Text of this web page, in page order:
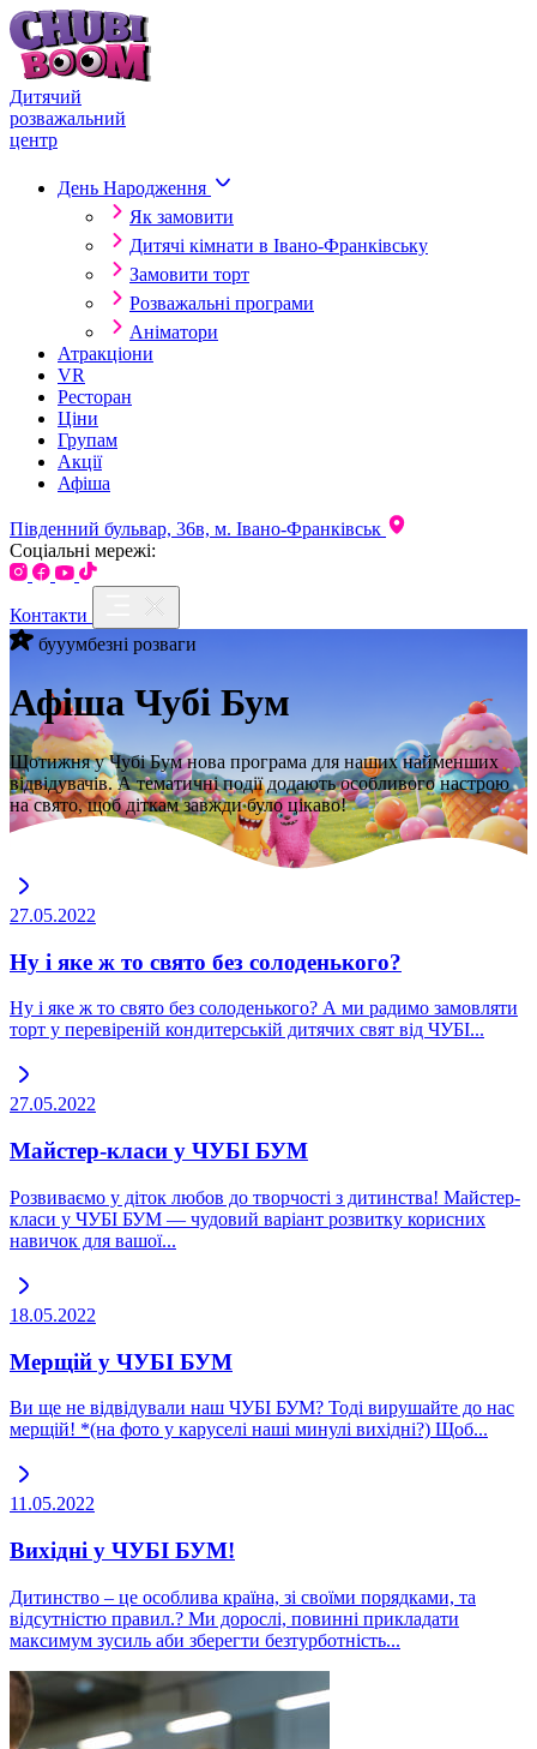
Skip to content
Дитячий
розважальний
центр
День Народження
Як замовити
Дитячі кімнати в Івано-Франківську
Замовити торт
Розважальні програми
Аніматори
Атракціони
VR
Ресторан
Ціни
Групам
Акції
Афіша
Південний бульвар, 36в, м. Івано-Франківськ
Соціальні мережі:
Контакти
бууумбезні розваги
Афіша Чубі Бум
Щотижня у Чубі Бум нова програма для наших найменших
відвідувачів. А тематичні події додають особливого настрою
на свято, щоб діткам завжди було цікаво!
27.05.2022
Ну і яке ж то свято без солоденького?
Ну і яке ж то свято без солоденького? А ми радимо замовляти
торт у перевіреній кондитерській дитячих свят від ЧУБІ...
27.05.2022
Майстер-класи у ЧУБІ БУМ
Розвиваємо у діток любов до творчості з дитинства! Майстер-
класи у ЧУБІ БУМ — чудовий варіант розвитку корисних
навичок для вашої...
18.05.2022
Мерщій у ЧУБІ БУМ
Ви ще не відвідували наш ЧУБІ БУМ? Тоді вирушайте до нас
мерщій! *(на фото у каруселі наші минулі вихідні?) Щоб...
11.05.2022
Вихідні у ЧУБІ БУМ!
Дитинство – це особлива країна, зі своїми порядками, та
відсутністю правил.? Ми дорослі, повинні прикладати
максимум зусиль аби зберегти безтурботність...